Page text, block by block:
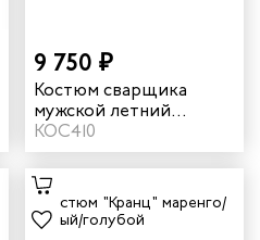
9 750 ₽
Костюм сварщика
мужской летний
"Файмер 1" цвет серый/
черный
КОС410